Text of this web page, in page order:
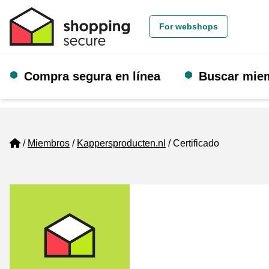
For webshops
Compra segura en línea Buscar
Home
Miembros Kappersproducten.nl Certificado